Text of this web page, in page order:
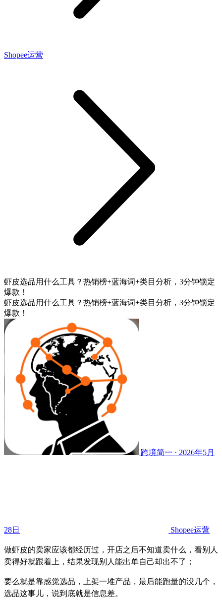
Shopee运营
虾皮选品用什么工具？热销榜+蓝海词+类目分析，3分钟锁定
爆款！
虾皮选品用什么工具？热销榜+蓝海词+类目分析，3分钟锁定
爆款！
跨境简一 · 2026年5月
28日 Shopee运营
做虾皮的卖家应该都经历过，开店之后不知道卖什么， 看别人
卖得好就跟着上，结果发现别人能出单自己却出不了；
要么就是靠感觉选品，上架一堆产品，最后能跑量的没几个，
选品这事儿，说到底就是信息差。